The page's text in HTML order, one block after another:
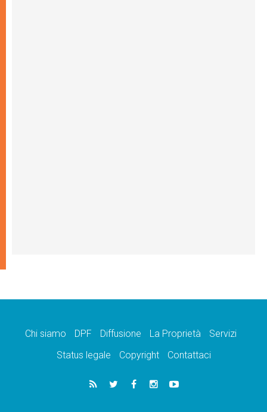
Chi siamo DPF Diffusione La Proprietà
Servizi
Status legale
Copyright Contattaci